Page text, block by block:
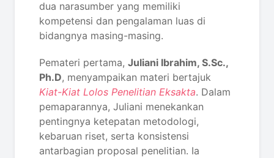
dua narasumber yang memiliki
kompetensi dan pengalaman luas di
bidangnya masing-masing.
Pemateri pertama, Juliani Ibrahim, S.Sc.,
Ph.D, menyampaikan materi bertajuk
Kiat-Kiat Lolos Penelitian Eksakta. Dalam
pemaparannya, Juliani menekankan
pentingnya ketepatan metodologi,
kebaruan riset, serta konsistensi
antarbagian proposal penelitian. Ia